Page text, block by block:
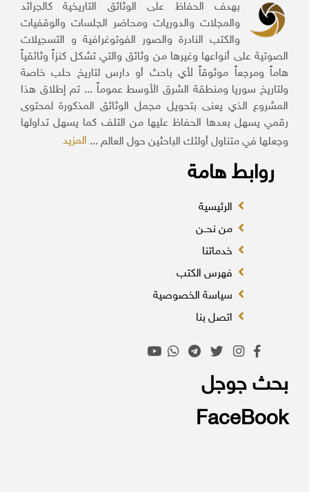
بهدف الحفاظ على الوثائق التاريخية كالجرائد
والمجلات والدوريات ومحاضر الجلسات والوقفيات
والكتب النادرة والصور الفوتوغرافية و التسجيلات
الصوتية على أنواعها وغيرها من وثائق والتي تشكل كنزاً وثائقياً
هاماً ومرجعاً موثوقاً لأي باحث أو دارس لتاريخ حلب خاصة
ولتاريخ سوريا ومنطقة الشرق الأوسط عموماً ... تم إطلاق هذا
المشروع الذي يعنى بتحويل مجمل الوثائق المذكورة لمحتوى
رقمي يسهل بعدها الحفاظ عليها من التلف كما يسهل تداولها
وجعلها في متناول أولئك الباحثين حول العالم ...المزيد
روابط هامة
الرئيسية
من نحــن
خدماتنا
فهرس الكتب
سياسة الخصوصية
اتصل بنا
بحث جوجل
FaceBook